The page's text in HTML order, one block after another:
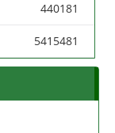
440181
5415481